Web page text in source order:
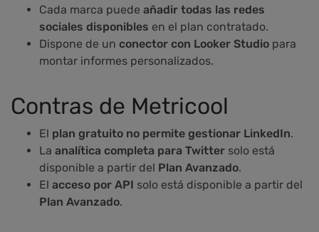
Cada marca puede añadir todas las redes
sociales disponibles en el plan contratado.
Dispone de un conector con Looker Studio para
montar informes personalizados.
Contras de Metricool
El plan gratuito no permite gestionar LinkedIn.
La analítica completa para Twitter solo está
disponible a partir del Plan Avanzado.
El acceso por API solo está disponible a partir del
Plan Avanzado.